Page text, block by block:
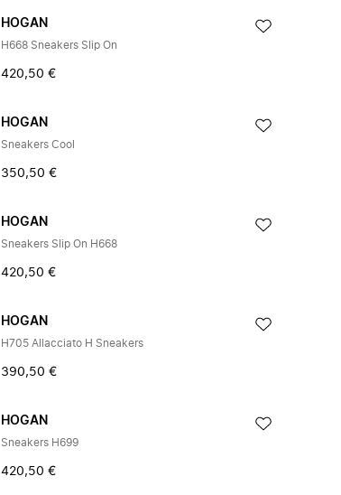
HOGAN
H668 Sneakers Slip On
420,50 €
HOGAN
Sneakers Cool
350,50 €
HOGAN
Sneakers Slip On H668
420,50 €
HOGAN
H705 Allacciato H Sneakers
390,50 €
HOGAN
Sneakers H699
420,50 €